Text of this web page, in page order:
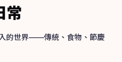
常
的世界——傳統、食物、節慶